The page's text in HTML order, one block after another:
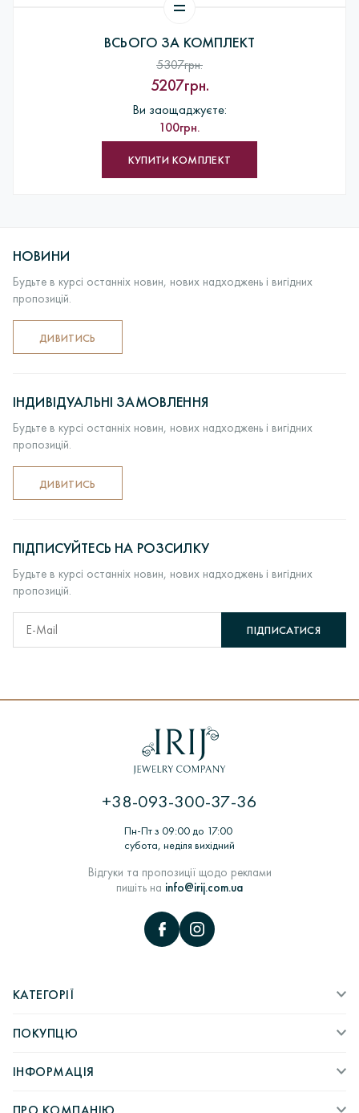
ВСЬОГО ЗА КОМПЛЕКТ
5307грн.
5207грн.
Ви заощаджуєте:
100грн.
КУПИТИ КОМПЛЕКТ
НОВИНИ
Будьте в курсі останніх новин, нових надходжень і вигідних
пропозицій.
ДИВИТИСЬ
ІНДИВІДУАЛЬНІ ЗАМОВЛЕННЯ
Будьте в курсі останніх новин, нових надходжень і вигідних
пропозицій.
ДИВИТИСЬ
ПІДПИСУЙТЕСЬ НА РОЗСИЛКУ
Будьте в курсі останніх новин, нових надходжень і вигідних
пропозицій.
ПІДПИСАТИСЯ
+38-093-300-37-36
Пн-Пт з 09:00 до 17:00
субота, неділя вихідний
Відгуки та пропозиції щодо реклами
пишіть на info@irij.com.ua
КАТЕГОРІЇ
ПОКУПЦЮ
ІНФОРМАЦІЯ